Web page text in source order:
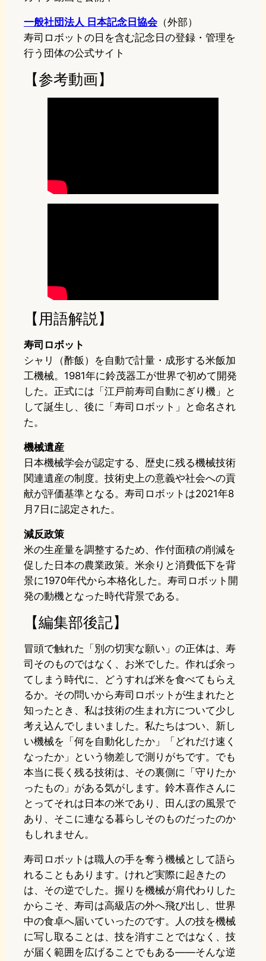
一般社団法人 日本記念日協会 （外部）
寿司ロボットの日を含む記念日の登録・管理を
行う団体の公式サイト
【参考動画】
【用語解説】
寿司ロボット
シャリ（酢飯）を自動で計量・成形する米飯加
工機械。1981年に鈴茂器工が世界で初めて開発
した。正式には「江戸前寿司自動にぎり機」と
して誕生し、後に「寿司ロボット」と命名され
た。
機械遺産
日本機械学会が認定する、歴史に残る機械技術
関連遺産の制度。技術史上の意義や社会への貢
献が評価基準となる。寿司ロボットは2021年8
月7日に認定された。
減反政策
米の生産量を調整するため、作付面積の削減を
促した日本の農業政策。米余りと消費低下を背
景に1970年代から本格化した。寿司ロボット開
発の動機となった時代背景である。
【編集部後記】
冒頭で触れた「別の切実な願い」の正体は、寿
司そのものではなく、お米でした。作れば余っ
てしまう時代に、どうすれば米を食べてもらえ
るか。その問いから寿司ロボットが生まれたと
知ったとき、私は技術の生まれ方について少し
考え込んでしまいました。私たちはつい、新し
い機械を「何を自動化したか」「どれだけ速く
なったか」という物差しで測りがちです。でも
本当に長く残る技術は、その裏側に「守りたか
ったもの」がある気がします。鈴木喜作さんに
とってそれは日本の米であり、田んぼの風景で
あり、そこに連なる暮らしそのものだったのか
もしれません。
寿司ロボットは職人の手を奪う機械として語ら
れることもあります。けれど実際に起きたの
は、その逆でした。握りを機械が肩代わりした
からこそ、寿司は高級店の外へ飛び出し、世界
中の食卓へ届いていったのです。人の技を機械
に写し取ることは、技を消すことではなく、技
が届く範囲を広げることでもある——そんな逆